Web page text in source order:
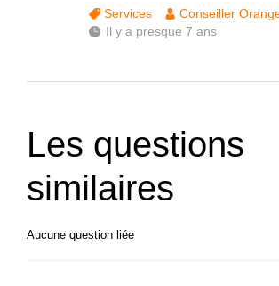
Services
Conseiller
Il y a presque 7 ans
Les questions
similaires
Aucune question liée